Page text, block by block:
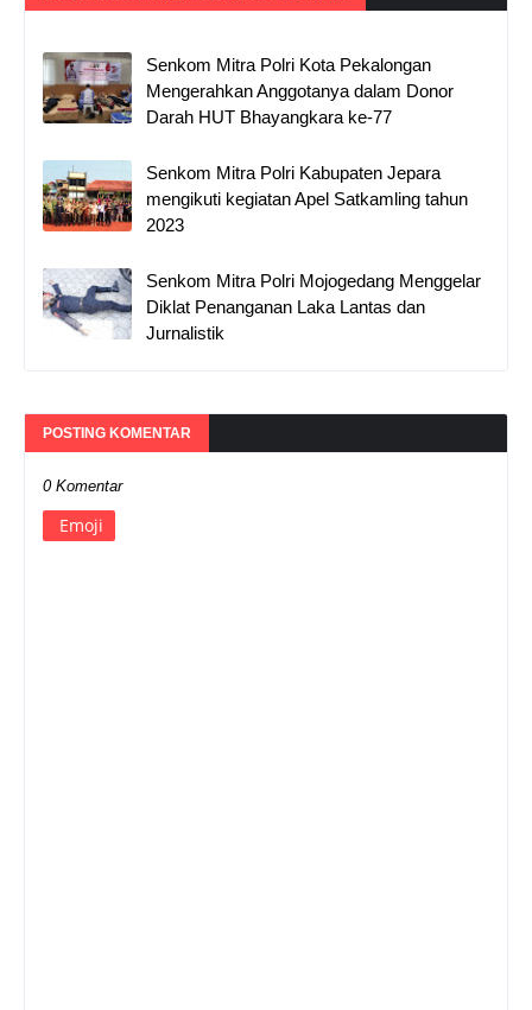
Senkom Mitra Polri Kota Pekalongan
Mengerahkan Anggotanya dalam Donor
Darah HUT Bhayangkara ke-77
Senkom Mitra Polri Kabupaten Jepara
mengikuti kegiatan Apel Satkamling tahun
2023
Senkom Mitra Polri Mojogedang Menggelar
Diklat Penanganan Laka Lantas dan
Jurnalistik
POSTING KOMENTAR
0 Komentar
Emoji